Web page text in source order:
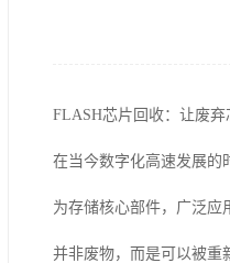
FLASH芯片回收：让废弃
在当今数字化高速发展的
为存储核心部件，广泛应
并非废物，而是可以被重